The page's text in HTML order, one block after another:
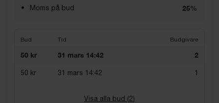
Moms på bud 25%
Bud Tid Budgivare
50 kr 31 mars 14:42 2
50 kr 31 mars 14:42 1
Visa alla bud (2)